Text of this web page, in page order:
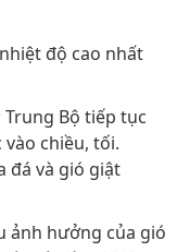
độ cao nhất
Trung Bộ tiếp tục
chiều, tối.
đá và gió giật
ảnh hưởng của gió